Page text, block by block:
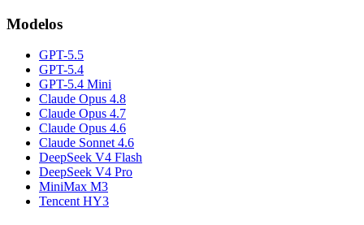
Modelos
GPT-5.5
GPT-5.4
GPT-5.4 Mini
Claude Opus 4.8
Claude Opus 4.7
Claude Opus 4.6
Claude Sonnet 4.6
DeepSeek V4 Flash
DeepSeek V4 Pro
MiniMax M3
Tencent HY3